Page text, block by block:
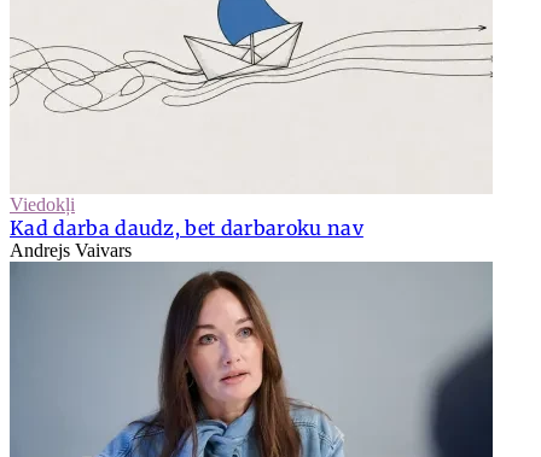
Viedokļi
Kad darba daudz, bet darbaroku nav
Andrejs Vaivars